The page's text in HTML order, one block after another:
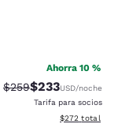
1572 reseñas
Ahorra 10 %
Tarifa tachada:
$259Tarifa reducida:
$233USD/noche
Tarifa para socios
Ver detalles
$272 total